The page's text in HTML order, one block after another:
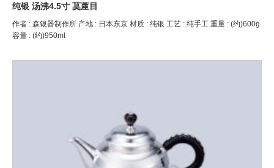
纯银 汤沸4.5寸 茣蓙目
作者 : 森银器制作所 产地 : 日本东京 材质 : 纯银 工艺 : 纯手工 重量 : (约)600g
容量 : (约)950ml